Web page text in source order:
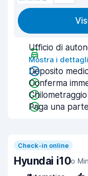
Ufficio di
Mostra i
Deposito
Conferma
Paga una
Check-in online
Hyundai i10o